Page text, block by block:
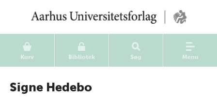
Kurv Bibliotek Søg Menu
Signe Hedebo